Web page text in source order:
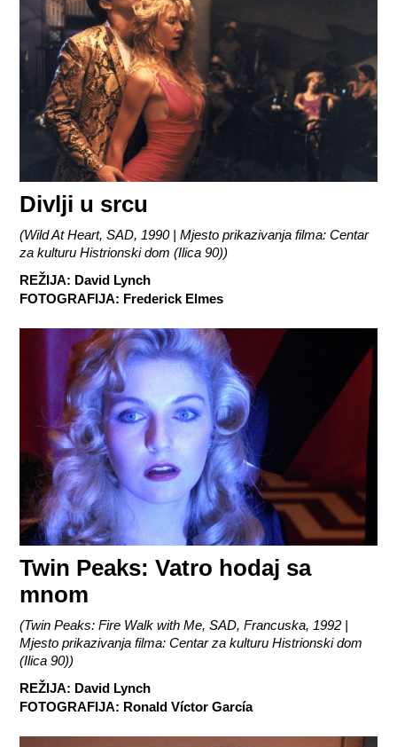
Divlji u srcu
(Wild At Heart, SAD, 1990 | Mjesto prikazivanja filma: Centar
za kulturu Histrionski dom (Ilica 90))
REŽIJA: David Lynch
FOTOGRAFIJA: Frederick Elmes
Twin Peaks: Vatro hodaj sa
mnom
(Twin Peaks: Fire Walk with Me, SAD, Francuska, 1992 |
Mjesto prikazivanja filma: Centar za kulturu Histrionski dom
(Ilica 90))
REŽIJA: David Lynch
FOTOGRAFIJA: Ronald Víctor García